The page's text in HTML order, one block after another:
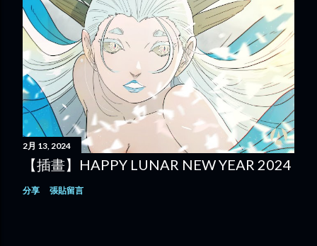
2月 13, 2024
【插畫】HAPPY LUNAR NEW YEAR 2024
分享 張貼留言